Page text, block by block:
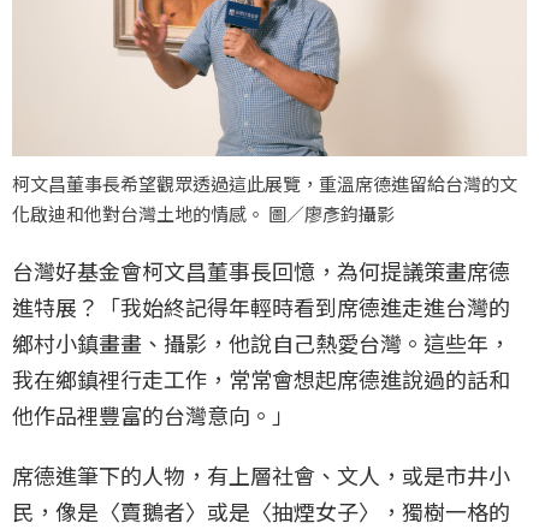
柯文昌董事長希望觀眾透過這此展覽，重溫席德進留給台灣的文
化啟迪和他對台灣土地的情感。 圖／廖彥鈞攝影
台灣好基金會柯文昌董事長回憶，為何提議策畫席德
進特展？「我始終記得年輕時看到席德進走進台灣的
鄉村小鎮畫畫、攝影，他說自己熱愛台灣。這些年，
我在鄉鎮裡行走工作，常常會想起席德進說過的話和
他作品裡豐富的台灣意向。」
席德進筆下的人物，有上層社會、文人，或是市井小
民，像是〈賣鵝者〉或是〈抽煙女子〉，獨樹一格的